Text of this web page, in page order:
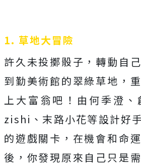
1. 草地大冒險
許久未投擲骰子，轉動自
到勤美術館的翠綠草地，
上大富翁吧！由何季澄、
zishi、末路小花等設計好
的遊戲關卡，在機會和命
後，你發現原來自己只是